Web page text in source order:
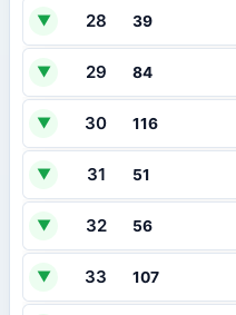
▼ 28 39
▼ 29 84
▼ 30 116
▼ 31 51
▼ 32 56
▼ 33 107